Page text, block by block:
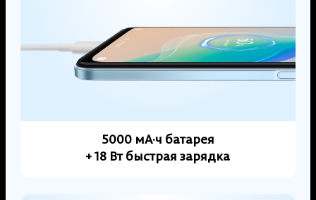
5000 мА·ч батарея
+ 18 Вт быстрая зарядка